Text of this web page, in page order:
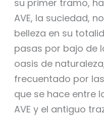
su primer tramo,
AVE, la suciedad,
belleza en su
pasas por bajo de
oasis de
frecuentado por
que se hace entre
AVE y el antiguo